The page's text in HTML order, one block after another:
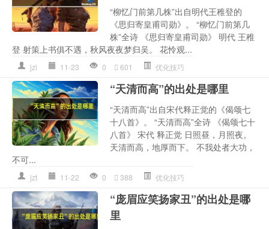
“柳忆门前第几株”出自明代王稚登的
《思归寄皇甫司勋》。 “柳忆门前第几
株”全诗 《思归寄皇甫司勋》 明代 王稚
登 射策上书俱不遇，秋风夜夜梦归吴。 花怜观...
jzl 11-23 0 601 优化技巧
“天清而高”的出处是哪里
“天清而高”出自宋代释正觉的《偈颂七
十八首》。 “天清而高”全诗 《偈颂七十
八首》 宋代 释正觉 日照昼，月照夜。
天清而高，地厚而下。 不我处者大功，
不可...
jzt 11-22 0 388 优化技巧
“庞眉应笑扬家丑”的出处是哪
里